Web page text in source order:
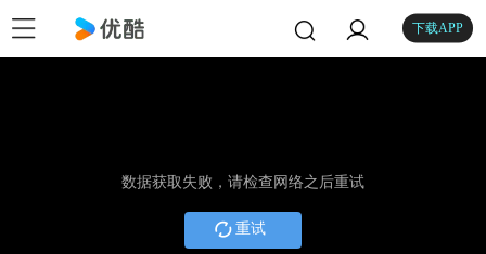
下载APP
数据获取失败，请检查网络之后重试
重试